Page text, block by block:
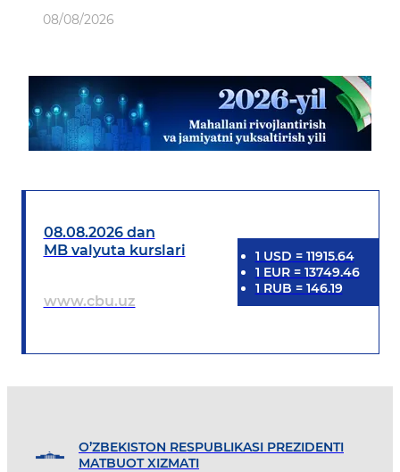
08/08/2026
08.08.2026 dan
MB valyuta kurslari
www.cbu.uz
1 USD = 11915.64
1 EUR= 13749.46
1 RUB = 146.19
O’ZBEKISTON RESPUBLIKASI PREZIDENTI
MATBUOT XIZMATI